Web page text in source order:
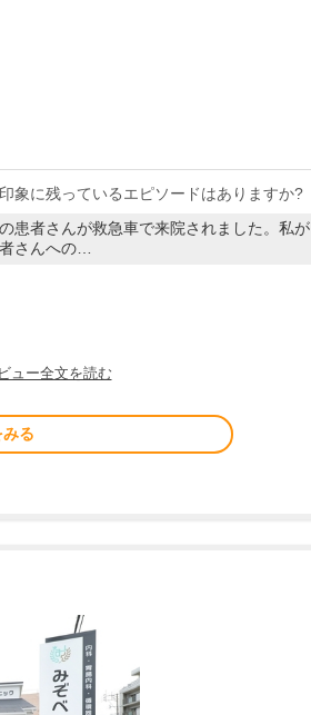
象に残っているエピソードはありますか?
患者さんが救急車で来院されました。私が
さんへの…
ュー全文を読む
る